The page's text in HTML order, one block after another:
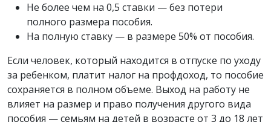
Не более чем на 0,5 ставки — без потери
полного размера пособия.
На полную ставку — в размере 50% от пособия.
Если человек, который находится в отпуске по уходу
за ребенком, платит налог на профдоход, то пособие
сохраняется в полном объеме. Выход на работу не
влияет на размер и право получения другого вида
пособия — семьям на детей в возрасте от 3 до 18 лет